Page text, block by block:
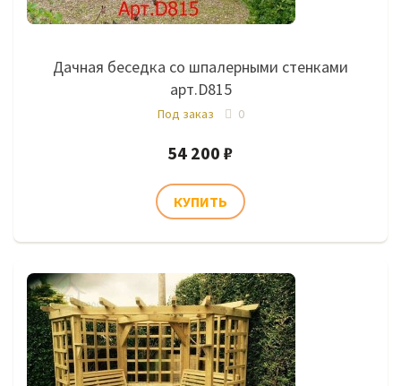
Дачная беседка со шпалерными стенками
арт.D815
Под заказ 0
54 200 ₽